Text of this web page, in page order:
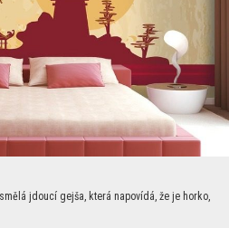
jdoucí gejša, která napovídá, že je horko,